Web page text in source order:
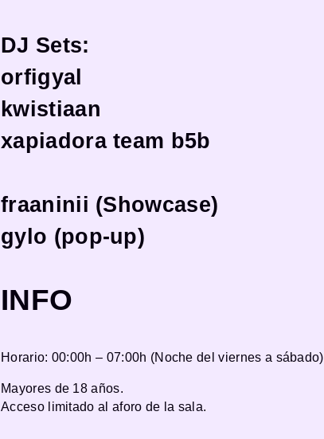
DJ Sets:
orfigyal
kwistiaan
xapiadora team b5b
fraaninii (Showcase)
gylo (pop-up)
INFO
Horario: 00:00h – 07:00h (Noche del viernes a sábado)
Mayores de 18 años.
Acceso limitado al aforo de la sala.